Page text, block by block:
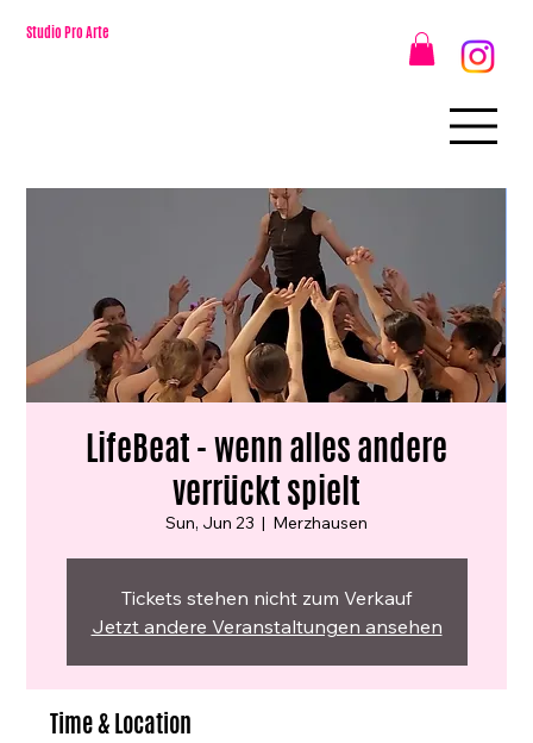
Studio Pro Arte
LifeBeat - wenn alles andere
verrückt spielt
Sun, Jun 23
  |
Merzhausen
Tickets stehen nicht zum Verkauf
Jetzt andere Veranstaltungen ansehen
Time & Location